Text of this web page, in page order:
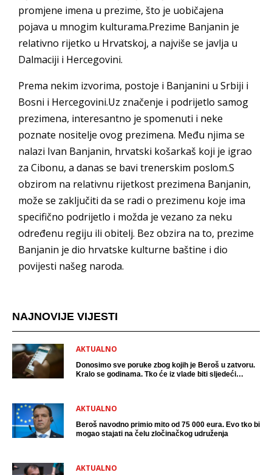
promjene imena u prezime, što je uobičajena
pojava u mnogim kulturama.Prezime Banjanin je
relativno rijetko u Hrvatskoj, a najviše se javlja u
Dalmaciji i Hercegovini.
Prema nekim izvorima, postoje i Banjanini u Srbiji i
Bosni i Hercegovini.Uz značenje i podrijetlo samog
prezimena, interesantno je spomenuti i neke
poznate nositelje ovog prezimena. Među njima se
nalazi Ivan Banjanin, hrvatski košarkaš koji je igrao
za Cibonu, a danas se bavi trenerskim poslom.S
obzirom na relativnu rijetkost prezimena Banjanin,
može se zaključiti da se radi o prezimenu koje ima
specifično podrijetlo i možda je vezano za neku
određenu regiju ili obitelj. Bez obzira na to, prezime
Banjanin je dio hrvatske kulturne baštine i dio
povijesti našeg naroda.
NAJNOVIJE VIJESTI
AKTUALNO
Donosimo sve poruke zbog kojih je Beroš u zatvoru.
Kralo se godinama. Tko će iz vlade biti sljedeći
AKTUALNO
Beroš navodno primio mito od 75 000 eura. Evo tko bi
mogao stajati na čelu zločinačkog udruženja
AKTUALNO